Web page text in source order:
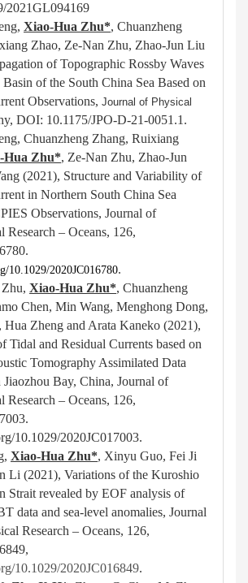
2021GL094169
Xiao-Hua Zhu*, Chuanzheng
Zhao, Ze-Nan Zhu, Zhao-Jun Liu
of Topographic Rossby Waves
of the South China Sea Based on
Observations, Journal of Physical
DOI: 10.1175/JPO-D-21-0051.1.
Chuanzheng Zhang, Ruixiang
Hua Zhu*, Ze-Nan Zhu, Zhao-Jun
(2021), Structure and Variability of
in Northern South China Sea
Observations, Journal of
Research – Oceans, 126,
10.1029/2020JC016780.
Xiao-Hua Zhu*, Chuanzheng
Chen, Min Wang, Menghong Dong,
Hua Zheng and Arata Kaneko (2021),
Tidal and Residual Currents based on
Tomography Assimilated Data
Bay, China, Journal of
Research – Oceans, 126,
10.1029/2020JC017003.
Xiao-Hua Zhu*, Xinyu Guo, Fei Ji
Li (2021), Variations of the Kuroshio
Strait revealed by EOF analysis of
data and sea-level anomalies, Journal
Research – Oceans, 126,
10.1029/2020JC016849.